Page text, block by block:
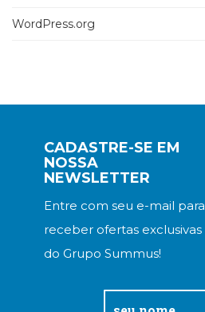
WordPress.org
CADASTRE-SE EM
NOSSA
NEWSLETTER
Entre com seu e-mail para
receber ofertas exclusivas
do Grupo Summus!